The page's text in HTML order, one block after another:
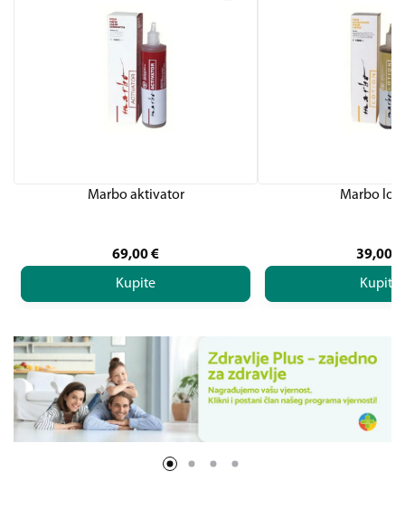
Marbo aktivator
69,00€
Kupite
Marbo
39,00
Kupite